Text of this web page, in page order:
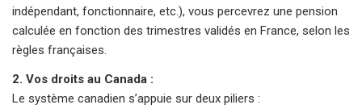
indépendant, fonctionnaire, etc.), vous percevrez une pension
calculée en fonction des trimestres validés en France, selon les
règles françaises.
2. Vos droits au Canada :
Le système canadien s’appuie sur deux piliers :